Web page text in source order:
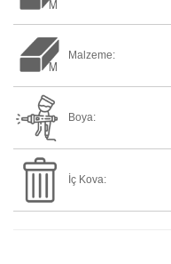
Malzeme:
Boya:
İç Kova: